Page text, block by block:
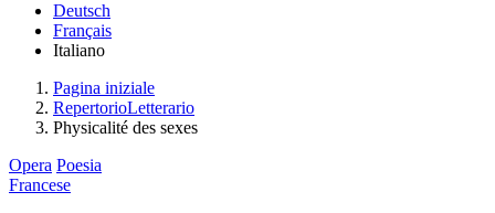
Deutsch
Français
Italiano
Pagina iniziale
RepertorioLetterario
Physicalité des sexes
Opera Poesia
Francese